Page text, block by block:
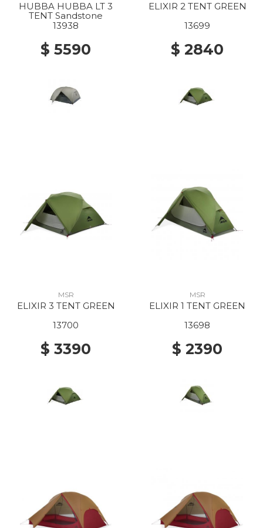
HUBBA HUBBA LT 3
TENT Sandstone
13938
$ 5590
ELIXIR 2 TENT GREEN
13699
$ 2840
MSR
ELIXIR 3 TENT GREEN
13700
$ 3390
MSR
ELIXIR 1 TENT GREEN
13698
$ 2390